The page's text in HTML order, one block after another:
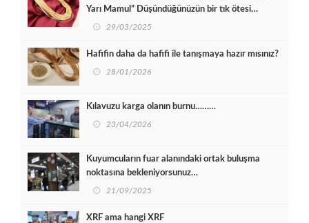
Yarı Mamul” Düşündüğünüzün bir tık ötesi…
29/03/2025
Hafifin daha da hafifi ile tanışmaya hazır mısınız?
28/01/2026
Kılavuzu karga olanın burnu………
23/04/2026
Kuyumcuların fuar alanındaki ortak buluşma
noktasına bekleniyorsunuz…
21/09/2025
XRF ama hangi XRF